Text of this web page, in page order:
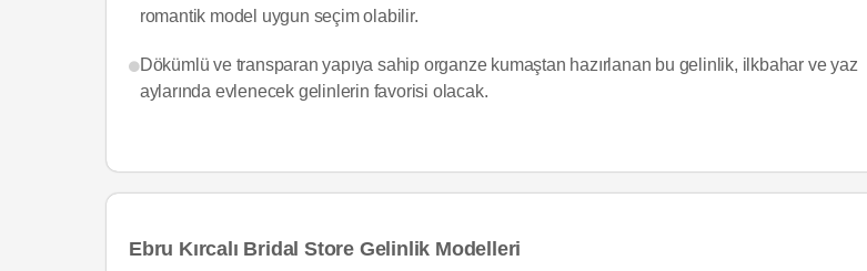
romantik model uygun seçim olabilir.
Dökümlü ve transparan yapıya sahip organze kumaştan hazırlanan bu gelinlik, ilkbahar ve yaz
aylarında evlenecek gelinlerin favorisi olacak.
Ebru Kırcalı Bridal Store Gelinlik Modelleri